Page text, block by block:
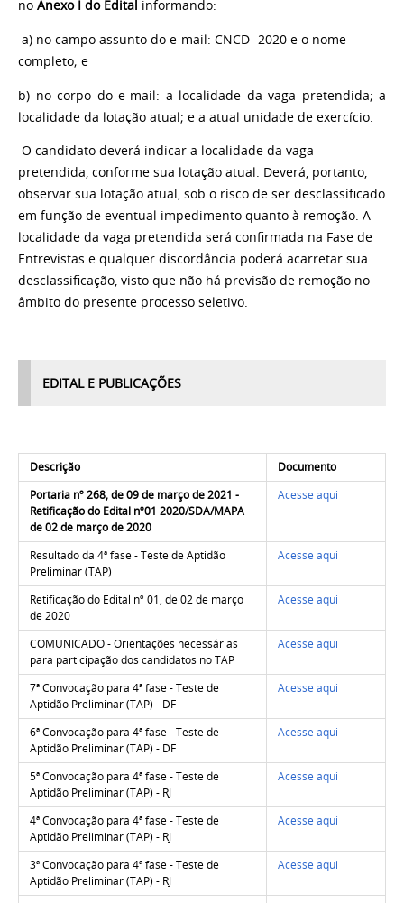
no Anexo I do Edital informando:
a) no campo assunto do e-mail: CNCD- 2020 e o nome
completo; e
b) no corpo do e-mail: a localidade da vaga pretendida; a
localidade da lotação atual; e a atual unidade de exercício.
O candidato deverá indicar a localidade da vaga
pretendida, conforme sua lotação atual. Deverá, portanto,
observar sua lotação atual, sob o risco de ser desclassificado
em função de eventual impedimento quanto à remoção. A
localidade da vaga pretendida será confirmada na Fase de
Entrevistas e qualquer discordância poderá acarretar sua
desclassificação, visto que não há previsão de remoção no
âmbito do presente processo seletivo.
EDITAL E PUBLICAÇÕES
Descrição
Documento
Portaria nº 268, de 09 de março de 2021 -
Retificação do Edital nº01 2020/SDA/MAPA
de 02 de março de 2020
Acesse aqui
Resultado da 4ª fase - Teste de Aptidão
Preliminar (TAP)
Acesse aqui
Retificação do Edital nº 01, de 02 de março
de 2020
Acesse aqui
COMUNICADO - Orientações necessárias
para participação dos candidatos no TAP
Acesse aqui
7ª Convocação para 4ª fase - Teste de
Aptidão Preliminar (TAP) - DF
Acesse aqui
6ª Convocação para 4ª fase - Teste de
Aptidão Preliminar (TAP) - DF
Acesse aqui
5ª Convocação para 4ª fase - Teste de
Aptidão Preliminar (TAP) - RJ
Acesse aqui
4ª Convocação para 4ª fase - Teste de
Aptidão Preliminar (TAP) - RJ
Acesse aqui
3ª Convocação para 4ª fase - Teste de
Aptidão Preliminar (TAP) - RJ
Acesse aqui